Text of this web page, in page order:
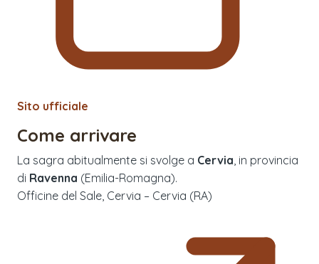
Sito ufficiale
Come arrivare
La sagra abitualmente si svolge a Cervia , in provincia
di Ravenna (Emilia-Romagna).
Officine del Sale, Cervia – Cervia (RA)